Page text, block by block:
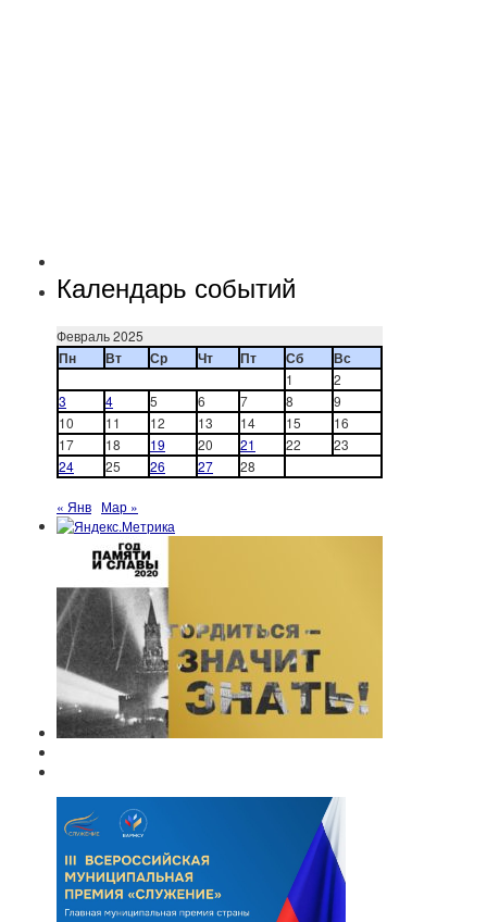
Календарь событий
Февраль 2025
Пн Вт Ср Чт Пт Сб Вс
1
2
3
4 5 6 7 8
9
10
11 12 13 14 15
16
17
18 19 20 21 22
23
24
25 26 27 28
« Янв Мар »